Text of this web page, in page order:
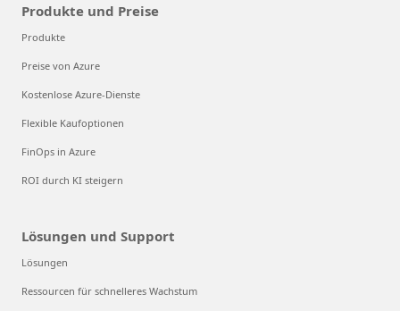
Produkte und Preise
Produkte
Preise von Azure
Kostenlose Azure-Dienste
Flexible Kaufoptionen
FinOps in Azure
ROI durch KI steigern
Lösungen und Support
Lösungen
Ressourcen für schnelleres Wachstum